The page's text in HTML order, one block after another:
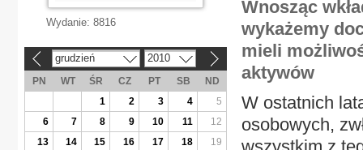
Wnosząc
wykażemy
mieli
aktywów
W ostatnich
osobowych,
Wydanie: 8816
grudzień 2010
PN WT ŚR CZ PT SB
ND
1
2 3 4
5
6
7 8 9 10 11
12
13
14 15 16 17 18
19